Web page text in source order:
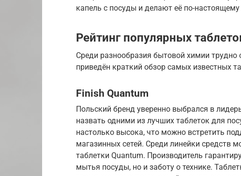
капель с посуды и делают её по-
Рейтинг популярных
Среди разнообразия бытовой химии
приведён краткий обзор самых известных
Finish Quantum
Польский бренд уверенно выбрался в
назвать одними из лучших таблеток для
настолько высока, что можно встретить
магазинных сетей. Среди линейки средств
таблетки Quantum. Производитель
мытья посуды, но и заботу о технике.